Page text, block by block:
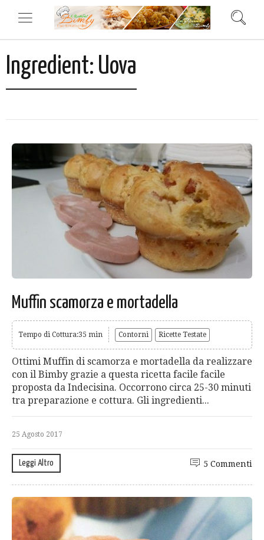
Ingredient: Uova
Muffin scamorza e mortadella
Tempo di Cottura:35 min Contorni Ricette Testate
Ottimi Muffin di scamorza e mortadella da realizzare
con il Bimby grazie a questa ricetta facile facile
proposta da Indecisina. Occorrono circa 25-30 minuti
tra preparazione e cottura. Gli ingredienti...
25 Agosto 2017
Leggi Altro 5 Commenti